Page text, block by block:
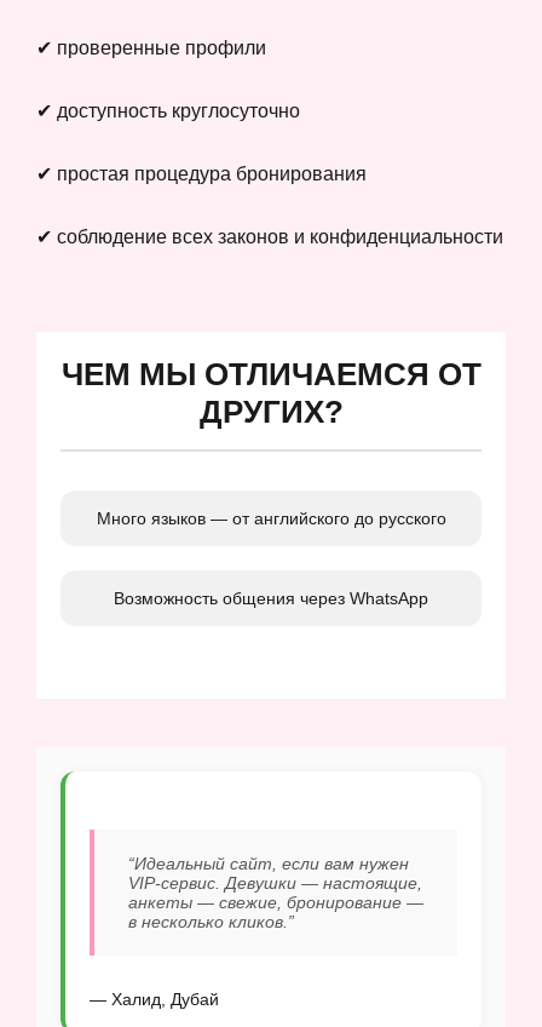
✔ проверенные профили
✔ доступность круглосуточно
✔ простая процедура бронирования
✔ соблюдение всех законов и конфиденциальности
ЧЕМ МЫ ОТЛИЧАЕМСЯ ОТ
ДРУГИХ?
Много языков — от английского до русского
Возможность общения через WhatsApp
“Идеальный сайт, если вам нужен
VIP-сервис. Девушки — настоящие,
анкеты — свежие, бронирование —
в несколько кликов.”
— Халид, Дубай